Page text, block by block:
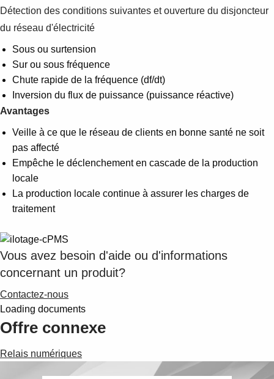
Suggestions
See more products
Shopping list preview
Détection des conditions suivantes et ouverture du disjoncteur
du réseau d'électricité
Sous ou surtension
Sur ou sous fréquence
Chute rapide de la fréquence (df/dt)
Inversion du flux de puissance (puissance réactive)
Avantages
Veille à ce que le réseau de clients en bonne santé ne soit
pas affecté
Empêche le déclenchement en cascade de la production
locale
La production locale continue à assurer les charges de
traitement
Vous avez besoin d'aide ou d'informations
concernant un produit?
Contactez-nous
Loading documents
Offre connexe
Relais numériques